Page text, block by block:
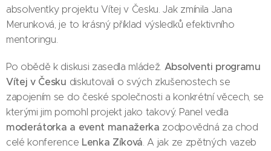
absolventky projektu Vítej v Česku. Jak zmínila Jana
Merunková, je to krásný příklad výsledků efektivního
mentoringu.
Po obědě k diskusi zasedla mládež. Absolventi programu
Vítej v Česku diskutovali o svých zkušenostech se
zapojením se do české společnosti a konkrétní věcech, se
kterými jim pomohl projekt jako takový. Panel vedla
moderátorka a event manažerka zodpovědná za chod
celé konference Lenka Zíková. A jak ze zpětných vazeb